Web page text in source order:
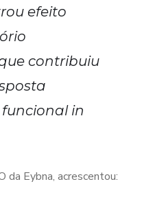
efeito
contribuiu
in
da Eybna, acrescentou: